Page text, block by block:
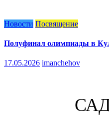
Новости Посвящение
Полуфинал олимпиады в
17.05.2026 imanchehov